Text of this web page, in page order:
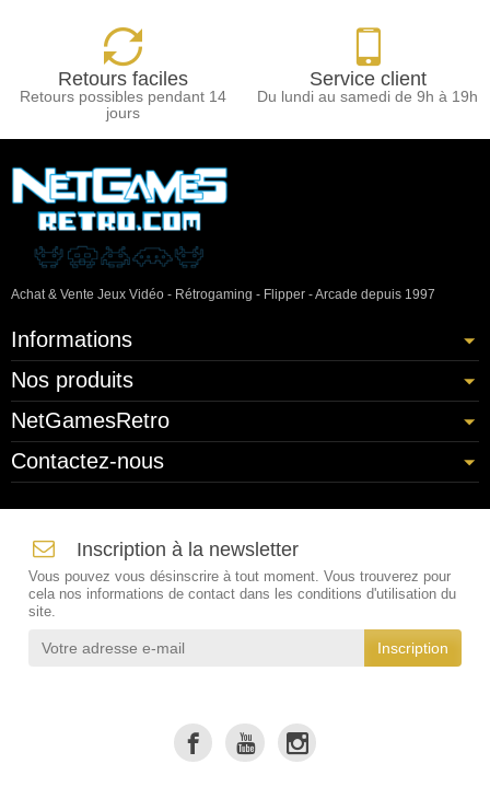
Retours faciles
Retours possibles pendant 14
jours
Service client
Du lundi au samedi de 9h à 19h
Achat & Vente Jeux Vidéo - Rétrogaming - Flipper - Arcade depuis 1997
Informations
Nos produits
NetGamesRetro
Contactez-nous
Inscription à la newsletter
Vous pouvez vous désinscrire à tout moment. Vous trouverez pour
cela nos informations de contact dans les conditions d'utilisation du
site.